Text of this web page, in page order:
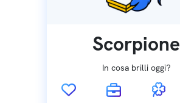
Scorpione
In cosa brilli oggi?